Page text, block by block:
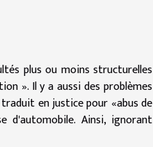
plus ou moins structurelles
». Il y a aussi des problèmes
en justice pour «abus de
d'automobile. Ainsi, ignorant